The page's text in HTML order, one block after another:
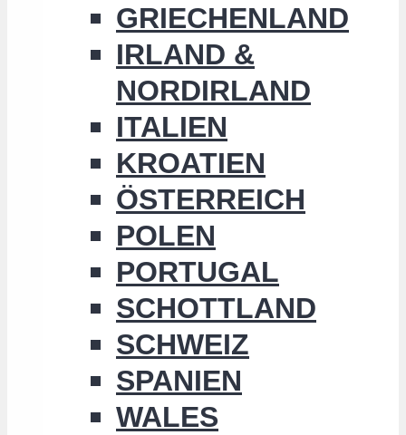
GRIECHENLAND
IRLAND &
NORDIRLAND
ITALIEN
KROATIEN
ÖSTERREICH
POLEN
PORTUGAL
SCHOTTLAND
SCHWEIZ
SPANIEN
WALES